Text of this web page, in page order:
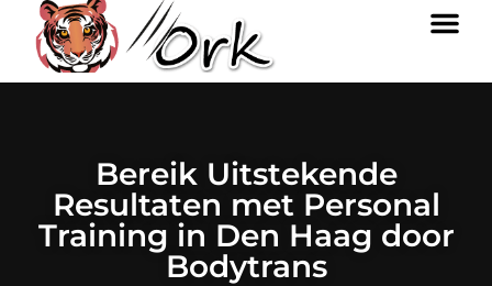
Bereik Uitstekende
Resultaten met Personal
Training in Den Haag door
Bodytrans